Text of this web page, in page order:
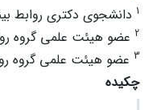
1 دانشجوی دکتری روابط
2 عضو هیئت علمی گروه
3 عضو هیئت علمی گروه
چکیده